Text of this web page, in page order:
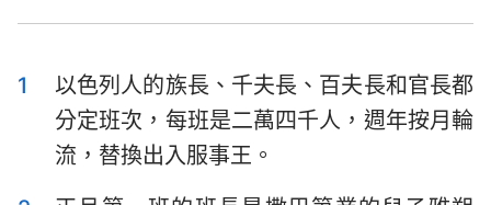
歷代志上 歷代志下
以斯拉記 尼希米記
1
以色列人的族長、千夫長、百夫長和官長都
分定班次，每班是二萬四千人，週年按月輪
流，替換出入服事王。